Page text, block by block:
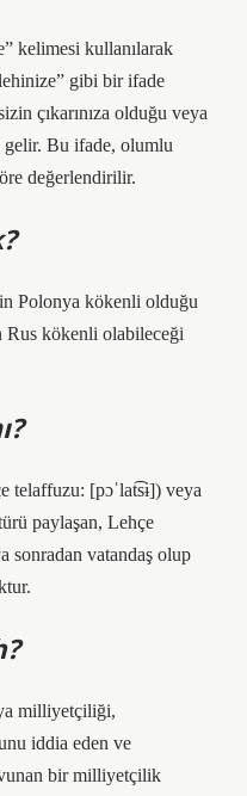
kelimesi kullanılarak
gibi bir ifade
çıkarınıza olduğu veya
Bu ifade, olumlu
değerlendirilir.
Polonya kökenli olduğu
Rus kökenli olabileceği
telaffuzu: [pɔˈlat͡sɨ]) veya
paylaşan, Lehçe
sonradan vatandaş olup
milliyetçiliği,
iddia eden ve
bir milliyetçilik